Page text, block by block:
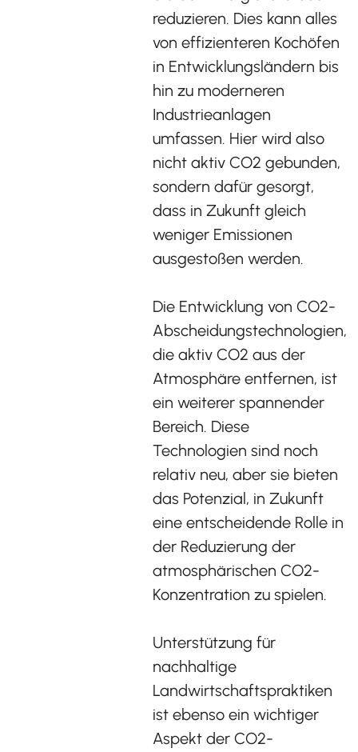
reduzieren. Dies kann alles
von effizienteren Kochöfen
in Entwicklungsländern bis
hin zu moderneren
Industrieanlagen
umfassen. Hier wird also
nicht aktiv CO2 gebunden,
sondern dafür gesorgt,
dass in Zukunft gleich
weniger Emissionen
ausgestoßen werden.
Die Entwicklung von CO2-
Abscheidungstechnologien,
die aktiv CO2 aus der
Atmosphäre entfernen, ist
ein weiterer spannender
Bereich. Diese
Technologien sind noch
relativ neu, aber sie bieten
das Potenzial, in Zukunft
eine entscheidende Rolle in
der Reduzierung der
atmosphärischen CO2-
Konzentration zu spielen.
Unterstützung für
nachhaltige
Landwirtschaftspraktiken
ist ebenso ein wichtiger
Aspekt der CO2-